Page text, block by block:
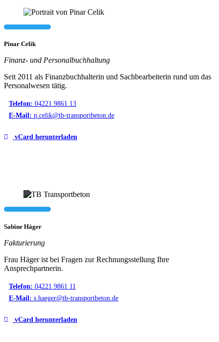
Pinar Celik
Finanz- und Personalbuchhaltung
Seit 2011 als Finanzbuchhalterin und Sachbearbeiterin rund um das
Personalwesen tätig.
Telefon: 04221 9861 13
E-Mail: p.celik@tb-transportbeton.de
vCard herunterladen
Sabine Häger
Fakturierung
Frau Häger ist bei Fragen zur Rechnungsstellung Ihre
Ansprechpartnerin.
Telefon: 04221 9861 11
E-Mail: s.haeger@tb-transportbeton.de
vCard herunterladen